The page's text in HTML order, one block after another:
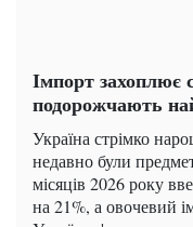
Імпорт захоплює
подорожчають
Україна стрімко
недавно були
місяців 2026 року
на 21%, а овочевий